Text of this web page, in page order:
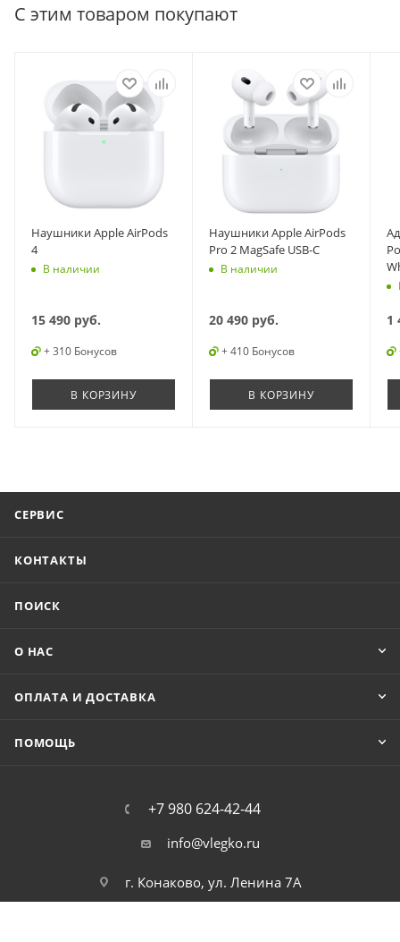
С этим товаром покупают
Наушники Apple AirPods
4
В наличии
15 490 руб.
+ 310 Бонусов
В КОРЗИНУ
Наушники Apple AirPods
Pro 2 MagSafe USB-C
В наличии
20 490 руб.
+ 410 Бонусов
В КОРЗИНУ
1
СЕРВИС
КОНТАКТЫ
ПОИСК
О НАС
ОПЛАТА И ДОСТАВКА
ПОМОЩЬ
+7 980 624-42-44
info@vlegko.ru
г. Конаково, ул. Ленина 7А